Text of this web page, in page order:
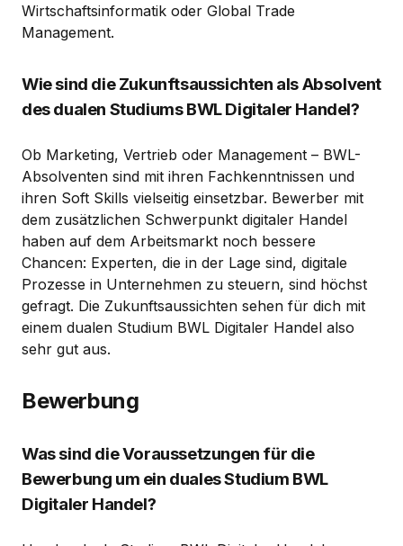
Wirtschaftsinformatik oder Global Trade
Management.
Wie sind die Zukunftsaussichten als Absolvent
des dualen Studiums BWL Digitaler Handel?
Ob Marketing, Vertrieb oder Management – BWL-
Absolventen sind mit ihren Fachkenntnissen und
ihren Soft Skills vielseitig einsetzbar. Bewerber mit
dem zusätzlichen Schwerpunkt digitaler Handel
haben auf dem Arbeitsmarkt noch bessere
Chancen: Experten, die in der Lage sind, digitale
Prozesse in Unternehmen zu steuern, sind höchst
gefragt. Die Zukunftsaussichten sehen für dich mit
einem dualen Studium BWL Digitaler Handel also
sehr gut aus.
Bewerbung
Was sind die Voraussetzungen für die
Bewerbung um ein duales Studium BWL
Digitaler Handel?